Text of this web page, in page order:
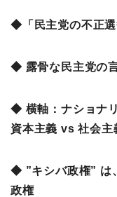
◆「民主党の不正
◆ 露骨な民主党の
◆ 横軸：ナショナ
資本主義 vs 社会主
◆ ”キシバ政権” は
政権